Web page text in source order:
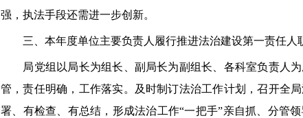
强，执法手段还需进一步创新。
三、本年度单位主要负责人履行推进法治建设第一责任人
局党组以局长为组长、副局长为副组长、各科室负责人为
管，责任明确，工作落实。及时制订法治工作计划，召开全
署、有检查、有总结，形成法治工作“一把手”亲自抓、分管